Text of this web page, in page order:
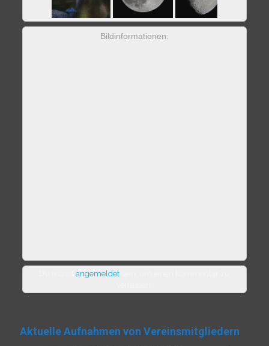
Bildinformationen:
Du musstangemeldet
Aktuelle Aufnahmen von Vereinsmitgliedern